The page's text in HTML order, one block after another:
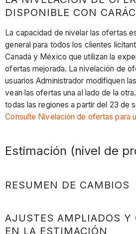
DISPONIBLE CON
La capacidad de nivelar las ofertas
general para todos los clientes
Canadá y México que utilizan la
ofertas mejorada. La nivelación de
usuarios Administrador modifiquen
vean las ofertas una al lado de la
todas las regiones a partir del 23 de
Consulte Nivelación de ofertas para
Estimación (nivel de
RESUMEN DE CAMBIOS
AJUSTES AMPLIADOS Y
EN LA ESTIMACIÓN